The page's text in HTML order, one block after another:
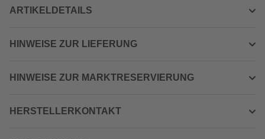
ARTIKELDETAILS
HINWEISE ZUR LIEFERUNG
HINWEISE ZUR MARKTRESERVIERUNG
HERSTELLERKONTAKT